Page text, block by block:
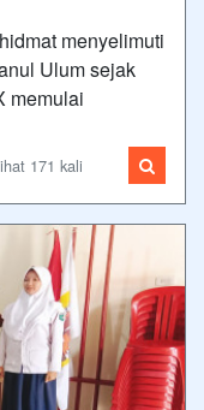
menyelimuti
Ulum sejak
memulai
171 kali